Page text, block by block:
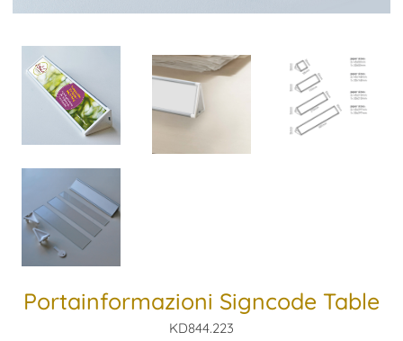
Portainformazioni Signcode Table
KD844.223